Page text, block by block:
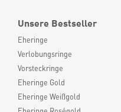
Unsere Bestseller
Eheringe
Verlobungsringe
Vorsteckringe
Eheringe Gold
Eheringe Weißgold